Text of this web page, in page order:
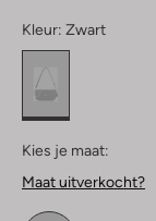
Kleur: Zwart
Kies je maat:
Maat uitverkocht?